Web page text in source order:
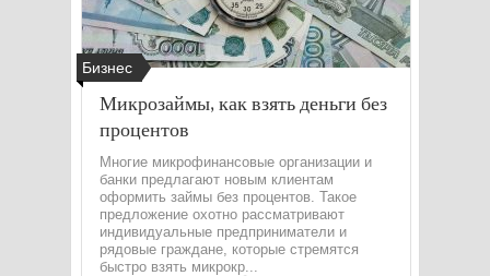
Бизнес
Микрозаймы, как взять деньги без
процентов
Многие микрофинансовые организации и
банки предлагают новым клиентам
оформить займы без процентов. Такое
предложение охотно рассматривают
индивидуальные предприниматели и
рядовые граждане, которые стремятся
быстро взять микрокр...